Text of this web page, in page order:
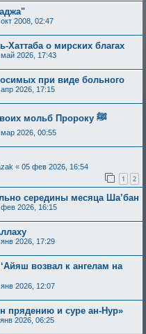
2008, 02:47
Хаттаба о мирских благах
2026, 17:43
при виде больного
апр 2026, 17:15
Хадис о посвящении всех своих мольб Пророку ﷺ
мар 2026, 00:55
« 05 фев 2026, 16:54
1 2
середины месяца Ша’бан
2026, 16:15
2026, 17:29
возвал к ангелам на
янв 2026, 12:07
прядению и суре ан-Нур»
2026, 06:25